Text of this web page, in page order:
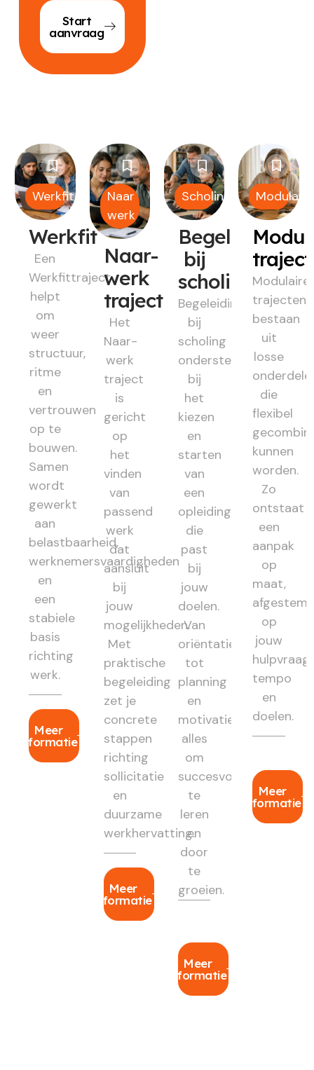
Start
aanvraag
Werkfit
Werkfit
Een
Werkfittraject
helpt
om
weer
structuur,
ritme
en
vertrouwen
op te
bouwen.
Samen
wordt
gewerkt
aan
belastbaarheid,
werknemersvaardigheden
en
een
stabiele
basis
richting
werk.
Meer
informatie
Naar
werk
Naar-
werk
traject
Het
Naar-
werk
traject
is
gericht
op
het
vinden
van
passend
werk
dat
aansluit
bij
jouw
mogelijkheden.
Met
praktische
begeleiding
zet je
concrete
stappen
richting
sollicitatie
en
duurzame
werkhervatting.
Meer
informatie
Scholing
Begeleiding
bij
scholing
Begeleiding
bij
scholing
ondersteunt
bij
het
kiezen
en
starten
van
een
opleiding
die
past
bij
jouw
doelen.
Van
oriëntatie
tot
planning
en
motivatie:
alles
om
succesvol
te
leren
en
door
te
groeien.
Meer
informatie
Modulair
Modulaire
trajecten
bestaan
uit
losse
die
flexibel
kunnen
worden.
Zo
ontstaat
een
aanpak
op
maat,
op
jouw
hulpvraag,
tempo
en
doelen.
Meer
informatie